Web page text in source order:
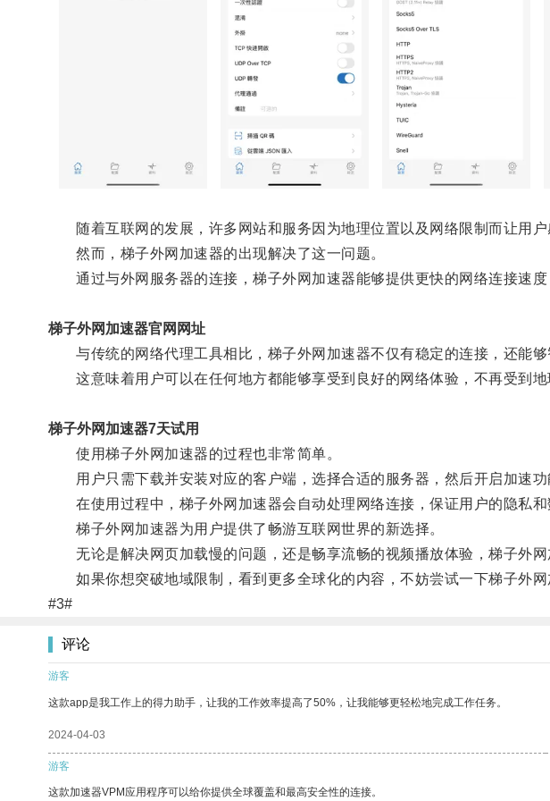
随着互联网的发展，许多网站和服务因为地理位置以及网络限制而让用户
然而，梯子外网加速器的出现解决了这一问题。
通过与外网服务器的连接，梯子外网加速器能够提供更快的网络连接速度
梯子外网加速器官网网址
与传统的网络代理工具相比，梯子外网加速器不仅有稳定的连接，还能够
这意味着用户可以在任何地方都能够享受到良好的网络体验，不再受到地
梯子外网加速器7天试用
使用梯子外网加速器的过程也非常简单。
用户只需下载并安装对应的客户端，选择合适的服务器，然后开启加速功
在使用过程中，梯子外网加速器会自动处理网络连接，保证用户的隐私和
梯子外网加速器为用户提供了畅游互联网世界的新选择。
无论是解决网页加载慢的问题，还是畅享流畅的视频播放体验，梯子外网
如果你想突破地域限制，看到更多全球化的内容，不妨尝试一下梯子外网
#3#
评论
游客
这款app是我工作上的得力助手，让我的工作效率提高了50%，让我能够更轻松地完成工作任务。
2024-04-03
游客
这款加速器VPM应用程序可以给你提供全球覆盖和最高安全性的连接。